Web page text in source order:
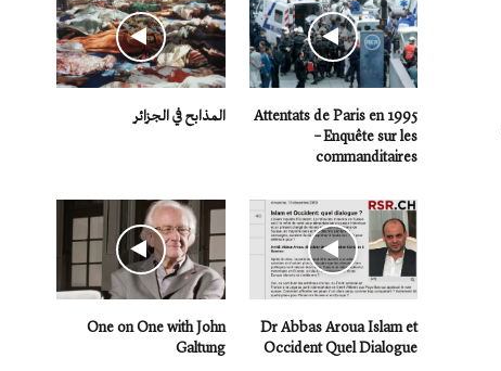
Attentats de Paris en 1995
– Enquête sur les
commanditaires
المذابح في الجزائر
Dr Abbas Aroua Islam et
Occident Quel Dialogue
One on One with John
Galtung